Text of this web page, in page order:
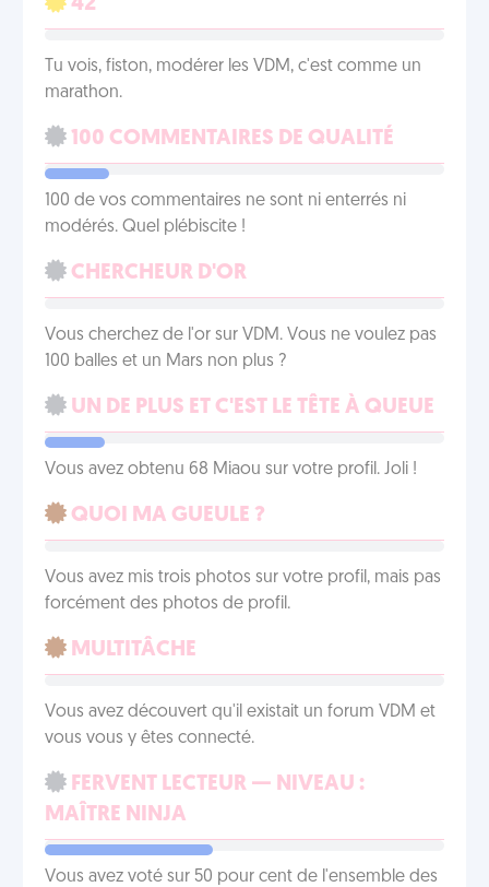
42
Tu vois, fiston, modérer les VDM, c'est comme un
marathon.
100 COMMENTAIRES DE QUALITÉ
100 de vos commentaires ne sont ni enterrés ni
modérés. Quel plébiscite !
CHERCHEUR D'OR
Vous cherchez de l'or sur VDM. Vous ne voulez pas
100 balles et un Mars non plus ?
UN DE PLUS ET C'EST LE TÊTE À QUEUE
Vous avez obtenu 68 Miaou sur votre profil. Joli !
QUOI MA GUEULE ?
Vous avez mis trois photos sur votre profil, mais pas
forcément des photos de profil.
MULTITÂCHE
Vous avez découvert qu'il existait un forum VDM et
vous vous y êtes connecté.
FERVENT LECTEUR — NIVEAU :
MAÎTRE NINJA
Vous avez voté sur 50 pour cent de l'ensemble des